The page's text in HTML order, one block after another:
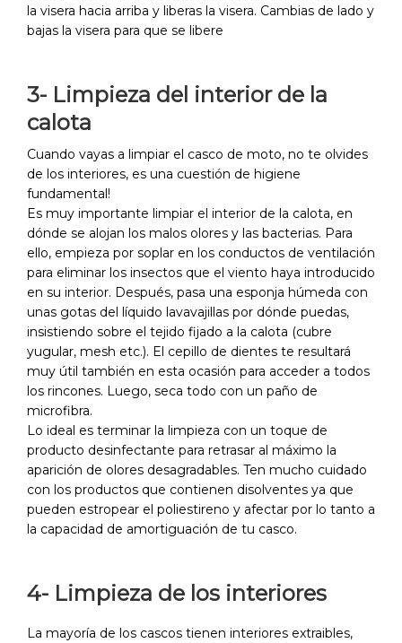
la visera hacia arriba y liberas la visera. Cambias de lado y
bajas la visera para que se libere
3- Limpieza del interior de la
calota
Cuando vayas a limpiar el casco de moto, no te olvides
de los interiores, es una cuestión de higiene
fundamental!
Es muy importante limpiar el interior de la calota, en
dónde se alojan los malos olores y las bacterias. Para
ello, empieza por soplar en los conductos de ventilación
para eliminar los insectos que el viento haya introducido
en su interior. Después, pasa una esponja húmeda con
unas gotas del líquido lavavajillas por dónde puedas,
insistiendo sobre el tejido fijado a la calota (cubre
yugular, mesh etc.). El cepillo de dientes te resultará
muy útil también en esta ocasión para acceder a todos
los rincones. Luego, seca todo con un paño de
microfibra.
Lo ideal es terminar la limpieza con un toque de
producto desinfectante para retrasar al máximo la
aparición de olores desagradables. Ten mucho cuidado
con los productos que contienen disolventes ya que
pueden estropear el poliestireno y afectar por lo tanto a
la capacidad de amortiguación de tu casco.
4- Limpieza de los interiores
La mayoría de los cascos tienen interiores extraibles,